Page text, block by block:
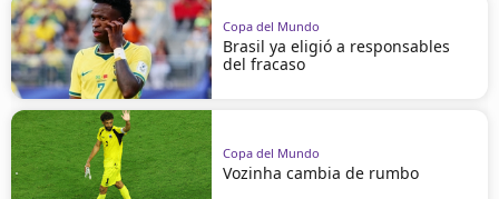
Copa del Mundo
Brasil ya eligió a responsables
del fracaso
Copa del Mundo
Vozinha cambia de rumbo